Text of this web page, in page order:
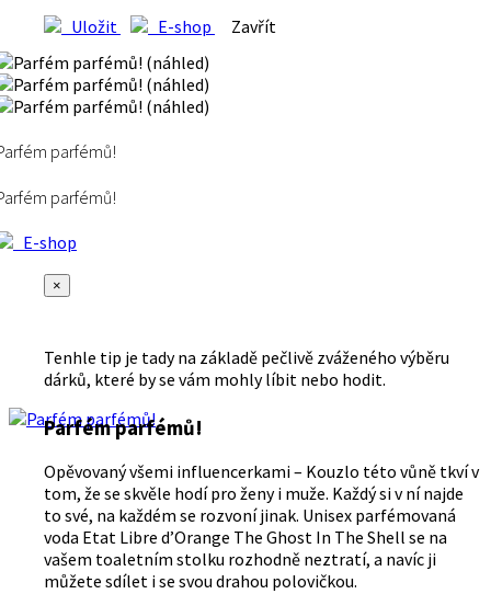
Uložit
E-shop Zavřít
parfémů!
parfémů!
E-shop
×
Tenhle tip je tady na základě pečlivě zváženého výběru
dárků, které by se vám mohly líbit nebo hodit.
Parfém parfémů!
Opěvovaný všemi influencerkami – Kouzlo této vůně tkví v
tom, že se skvěle hodí pro ženy i muže. Každý si v ní najde
to své, na každém se rozvoní jinak. Unisex parfémovaná
voda Etat Libre d’Orange The Ghost In The Shell se na
vašem toaletním stolku rozhodně neztratí, a navíc ji
můžete sdílet i se svou drahou polovičkou.